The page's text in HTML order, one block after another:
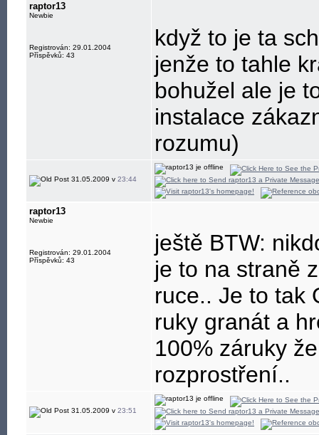
raptor13
Newbie
Registrován: 29.01.2004
Příspěvků: 43
když to je ta
jenže to tahle
bohužel ale je
instalace
rozumu)
31.05.2009 v 23:44
raptor13
Newbie
Registrován: 29.01.2004
Příspěvků: 43
ještě BTW:
je to na straně
ruce.. Je to tak
ruky granát a
100% záruky
rozprostření..
31.05.2009 v 23:51